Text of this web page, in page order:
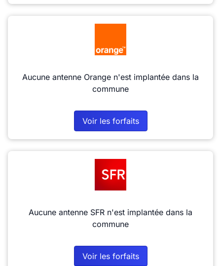
Aucune antenne Orange n'est implantée dans la
commune
Voir les forfaits
Aucune antenne SFR n'est implantée dans la
commune
Voir les forfaits